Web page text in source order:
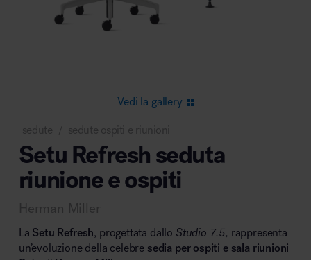
Area lounge e attesa
Vedi la gallery
sedute sedute ospiti e riunioni
Setu Refresh seduta
riunione e ospiti
Herman Miller
La Setu Refresh, progettata dallo Studio 7.5, rappresenta
un’evoluzione della celebre sedia per ospiti e sala riunioni